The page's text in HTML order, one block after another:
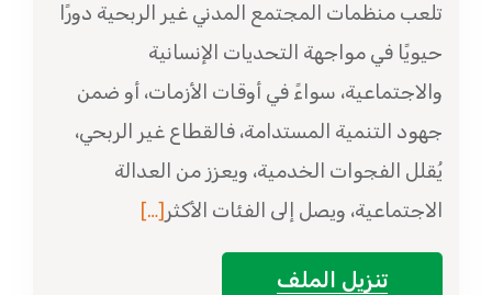
تلعب منظمات المجتمع المدني غير الربحية دورًا
حيويًا في مواجهة التحديات الإنسانية
والاجتماعية، سواءً في أوقات الأزمات، أو ضمن
جهود التنمية المستدامة، فالقطاع غير الربحي،
يُقلل الفجوات الخدمية، ويعزز من العدالة
الاجتماعية، ويصل إلى الفئات الأكثر […]
تنزيل الملف